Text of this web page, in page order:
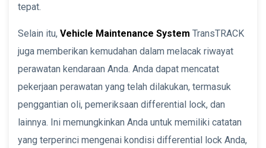
tepat.
Selain itu, Vehicle Maintenance System TransTRACK
juga memberikan kemudahan dalam melacak riwayat
perawatan kendaraan Anda. Anda dapat mencatat
pekerjaan perawatan yang telah dilakukan, termasuk
penggantian oli, pemeriksaan differential lock, dan
lainnya. Ini memungkinkan Anda untuk memiliki catatan
yang terperinci mengenai kondisi differential lock Anda,